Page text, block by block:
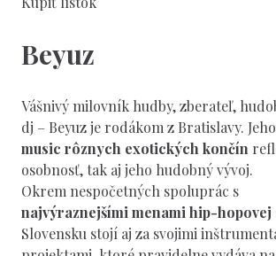
Beyuz
Vášnivý milovník hudby, zberateľ,
dj – Beyuz je rodákom z Bratislavy.
music rôznych exotických končín
osobnosť, tak aj jeho hudobný vývoj.
Okrem nespočetných spoluprác s
najvýraznejšími menami hip-hopovej
Slovensku stojí aj za svojimi